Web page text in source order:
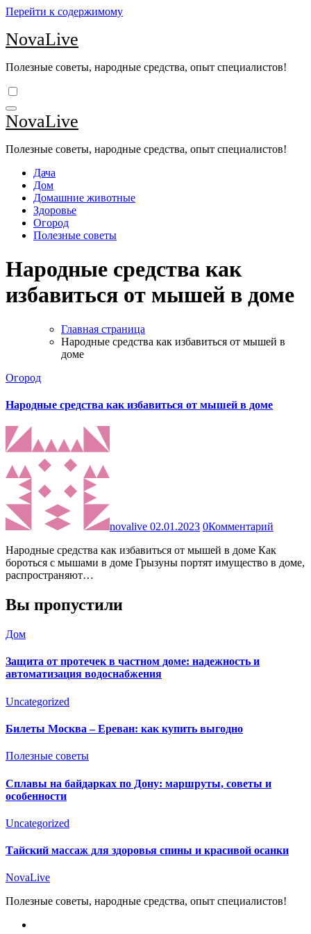
Перейти к содержимому
NovaLive
Полезные советы, народные средства, опыт специалистов!
NovaLive
Полезные советы, народные средства, опыт специалистов!
Дача
Дом
Домашние животные
Здоровье
Огород
Полезные советы
Народные средства как
избавиться от мышей в доме
Главная страница
Народные средства как избавиться от мышей в
доме
Огород
Народные средства как избавиться от мышей в доме
novalive 02.01.2023 0Комментарий
Народные средства как избавиться от мышей в доме Как
бороться с мышами в доме Грызуны портят имущество в доме,
распространяют…
Вы пропустили
Дом
Защита от протечек в частном доме: надежность и
автоматизация водоснабжения
Uncategorized
Билеты Москва – Ереван: как купить выгодно
Полезные советы
Сплавы на байдарках по Дону: маршруты, советы и
особенности
Uncategorized
Тайский массаж для здоровья спины и красивой осанки
NovaLive
Полезные советы, народные средства, опыт специалистов!